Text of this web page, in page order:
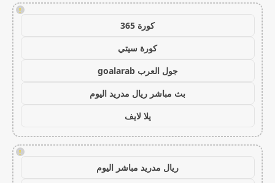
!
كورة 365
كورة سيتي
جول العرب goalarab
بث مباشر ريال مدريد اليوم
يلا لايف
!
ريال مدريد مباشر اليوم